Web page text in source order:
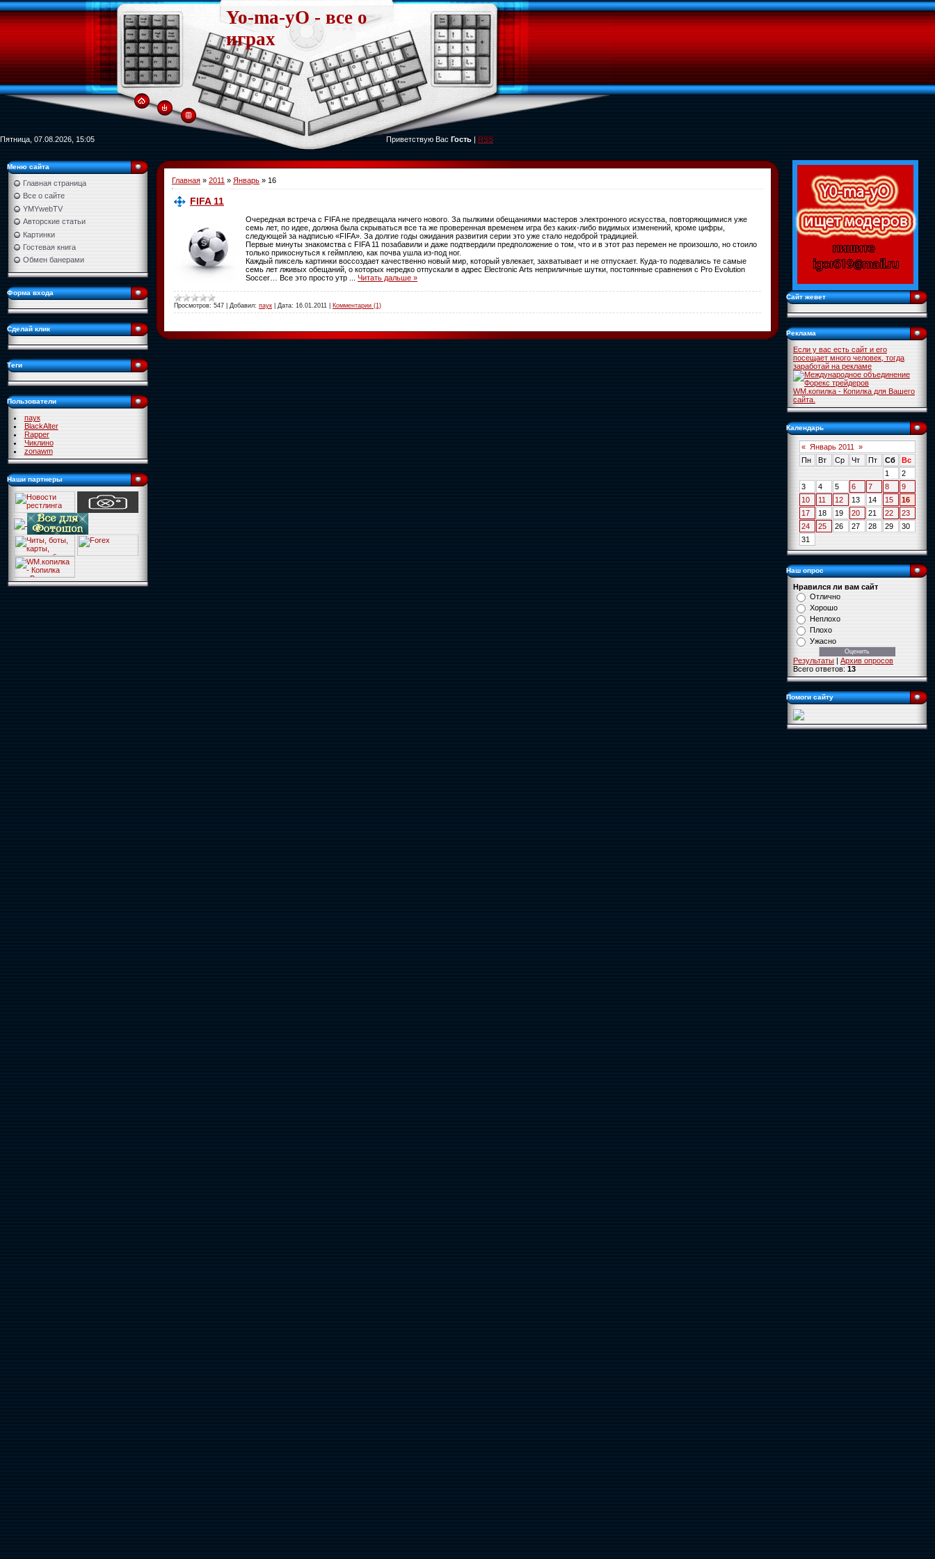
Yo-ma-yO - все о
играх
Пятница, 07.08.2026, 15:05 Приветствую Вас Гость|RSS
Меню сайта
Главная страница
Все о сайте
YMYwebTV
Авторские статьи
Картинки
Гостевая книга
Обмен банерами
Форма входа
Сделай клик
Теги
Пользователи
паук
BlackAlter
Rapper
Чиклино
zonawm
Наши партнеры
Главная » 2011 » Январь » 16
FIFA 11
Очередная встреча с FIFAне предвещала ничего нового. За пылкими обещаниями мастеров электронного искусства, повторяющимися уже
семь лет, по идее, должна была скрываться все та же проверенная временем игра без каких-либо видимых изменений, кроме цифры,
следующей за надписью «FIFA». За долгие годы ожидания развития серии это уже стало недоброй традицией.
Первые минуты знакомства с FIFA11 позабавили и даже подтвердили предположение о том, что и в этот раз перемен не произошло, но стоило
только прикоснуться к геймплею, как почва ушла из-под ног.
Каждый пиксель картинки воссоздает качественно новый мир, который увлекает, захватывает и не отпускает. Куда-то подевались те самые
семь лет лживых обещаний, о которых нередко отпускали в адрес Elec­tro­nic Arts неприличные шутки, постоянные сравнения с Pro Evo­lu­ti­on
Soc­cer… Все это просто утр
Читать дальше »
Просмотров: 547 Добавил: паук Дата: 16.01.2011 Комментарии (1)
...
Сайт жевет
Реклама
Если у вас есть сайт и его
посещает много человек, тогда
заработай на рекламе
WM.копилка - Копилка для Вашего
сайта.
Календарь
« Январь 2011
»
Пн
Вт Ср Чт Пт Сб
Вс
1
2
3
4 5 6 7 8
9
10
11 12 13 14 15
16
17
18 19 20 21 22
23
24
25 26 27 28 29
30
31
Наш опрос
Нравился ли вам сайт
Отлично
Хорошо
Неплохо
Плохо
Ужасно
Результаты|Архив опросов
Всего ответов:13
Помоги сайту